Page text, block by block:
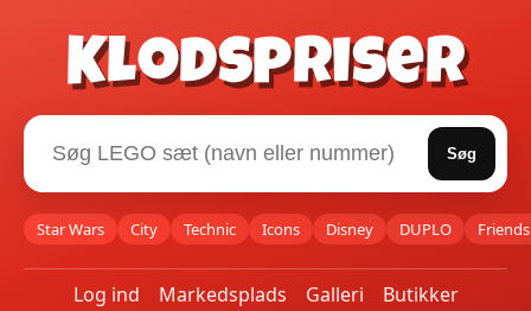
Klodspriser
Søg
Star Wars City Technic Icons Disney DUPLO Friends
Log ind Markedsplads Galleri
Butikker